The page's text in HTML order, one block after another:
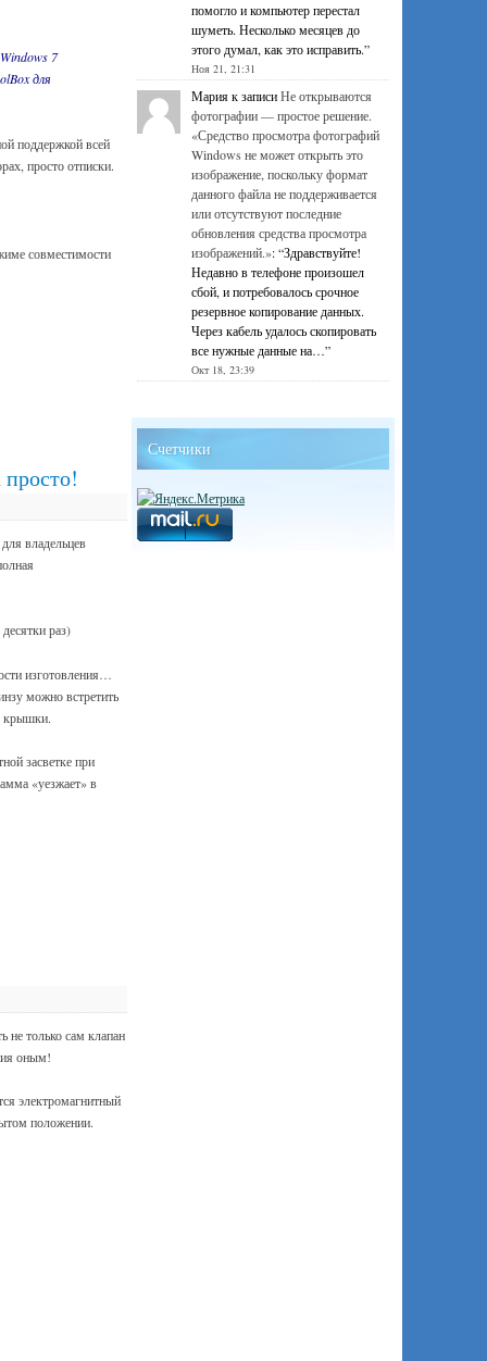
7
для
поддержкой всей
просто отписки.
совместимости
владельцев
раз)
изготовления…
можно встретить
крышки.
засветке при
«уезжает» в
не только сам клапан
оным!
электромагнитный
положении.
помогло и компьютер перестал
шуметь. Несколько месяцев до
этого думал, как это исправить.”
Ноя 21, 21:31
Марияк записиНе открываются
фотографии — простое решение.
«Средство просмотра фотографий
Windows не может открыть это
изображение, поскольку формат
данного файла не поддерживается
или отсутствуют последние
обновления средства просмотра
изображений.»: “Здравствуйте!
Недавно в телефоне произошел
сбой, и потребовалось срочное
резервное копирование данных.
Через кабель удалось скопировать
все нужные данные на…”
Окт 18, 23:39
Счетчики